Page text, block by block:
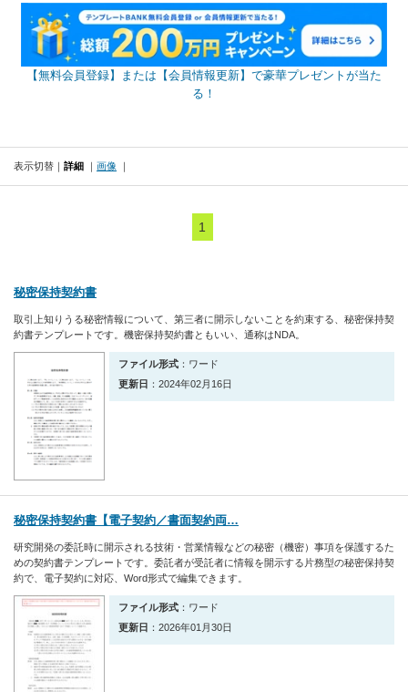
【無料会員登録】または【会員情報更新】で豪華プレゼントが当た
る！
表示切替 詳細 画像
1
秘密保持契約書
取引上知りうる秘密情報について、第三者に開示しないことを約束する、秘密保持契
約書テンプレートです。機密保持契約書ともいい、通称はNDA。
ファイル形式 ：ワード
更新日 ：2024年02月16日
秘密保持契約書【電子契約／書面契約両…
研究開発の委託時に開示される技術・営業情報などの秘密（機密）事項を保護するた
めの契約書テンプレートです。委託者が受託者に情報を開示する片務型の秘密保持契
約で、電子契約に対応、Word形式で編集できます。
ファイル形式 ：ワード
更新日 ：2026年01月30日